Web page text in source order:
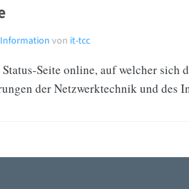
Information von it-tcc
Seite online, auf welcher sich
der Netzwerktechnik und des